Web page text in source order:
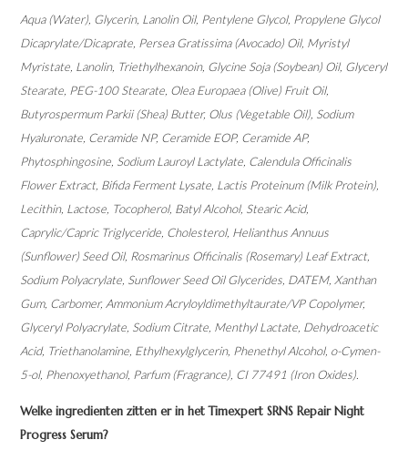
Aqua (Water), Glycerin, Lanolin Oil, Pentylene Glycol, Propylene Glycol
Dicaprylate/Dicaprate, Persea Gratissima (Avocado) Oil, Myristyl
Myristate, Lanolin, Triethylhexanoin, Glycine Soja (Soybean) Oil, Glyceryl
Stearate, PEG-100 Stearate, Olea Europaea (Olive) Fruit Oil,
Butyrospermum Parkii (Shea) Butter, Olus (Vegetable Oil), Sodium
Hyaluronate, Ceramide NP, Ceramide EOP, Ceramide AP,
Phytosphingosine, Sodium Lauroyl Lactylate, Calendula Officinalis
Flower Extract, Bifida Ferment Lysate, Lactis Proteinum (Milk Protein),
Lecithin, Lactose, Tocopherol, Batyl Alcohol, Stearic Acid,
Caprylic/Capric Triglyceride, Cholesterol, Helianthus Annuus
(Sunflower) Seed Oil, Rosmarinus Officinalis (Rosemary) Leaf Extract,
Sodium Polyacrylate, Sunflower Seed Oil Glycerides, DATEM, Xanthan
Gum, Carbomer, Ammonium Acryloyldimethyltaurate/VP Copolymer,
Glyceryl Polyacrylate, Sodium Citrate, Menthyl Lactate, Dehydroacetic
Acid, Triethanolamine, Ethylhexylglycerin, Phenethyl Alcohol, o-Cymen-
5-ol, Phenoxyethanol, Parfum (Fragrance), CI 77491 (Iron Oxides).
Welke ingredienten zitten er in het Timexpert SRNS Repair Night
Progress Serum?